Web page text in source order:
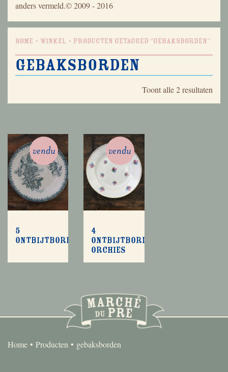
anders vermeld.© 2009 - 2016
Home Winkel Producten getagged “gebaksborden”
gebaksborden
Toont alle 2 resultaten
op
5
ontbijtbordjes
vendu
4
ontbijtbordjes
Orchies
vendu
Home Producten gebaksborden